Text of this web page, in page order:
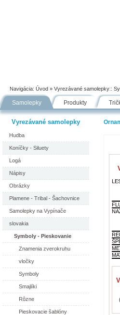
Navigácia: Úvod » Vyrezávané samolepky::
Samolepky Produkty
Vyrezávané samolepky
Hudba
Koníčky - Siluety
Logá
Nápisy
Obrázky
Plamene - Tribal - Šachovnice
Samolepky na Vypínače
slovakia
Symboly - Pieskovanie
Znamenia zverokruhu
vločky
Symboly
Smajlíki
Rôzne
Pieskovacie šablóny